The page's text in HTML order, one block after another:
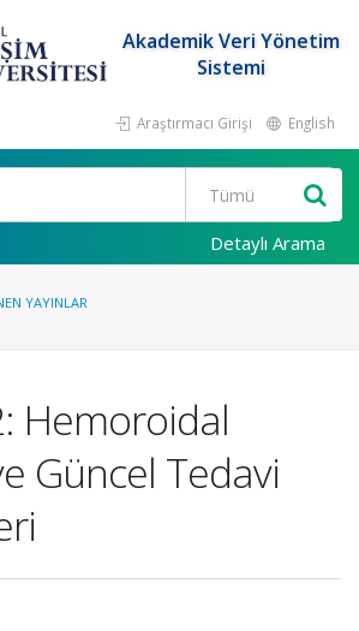
Akademik Veri Yönetim
Sistemi
Araştırmacı Girişi English
Detaylı Arama
YAYINLAR
Hemoroidal
Güncel Tedavi